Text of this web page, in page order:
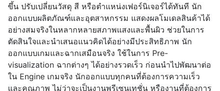
ขึ้น ปรับเปลี่ยนวัสดุ สี หรือตำแหน่งเฟอร์นิเจอร์ได้ทันที นัก
ออกแบบผลิตภัณฑ์และอุตสาหกรรม แสดงผลโมเดลสินค้าได้
อย่างสมจริงในหลากหลายสภาพแสงและพื้นผิว ช่วยในการ
ตัดสินใจและนำเสนอแนวคิดได้อย่างมีประสิทธิภาพ นัก
ออกแบบเกมและฉากเสมือนจริง ใช้ในการ Pre-
visualization ฉากต่างๆ ได้อย่างรวดเร็ว ก่อนนำไปพัฒนาต่อ
ใน Engine เกมจริง นักออกแบบทุกคนที่ต้องการความเร็ว
และคุณภาพ ไม่ว่าจะเป็นงานพรีเซนเทชั่น หรืองานที่ต้องการ